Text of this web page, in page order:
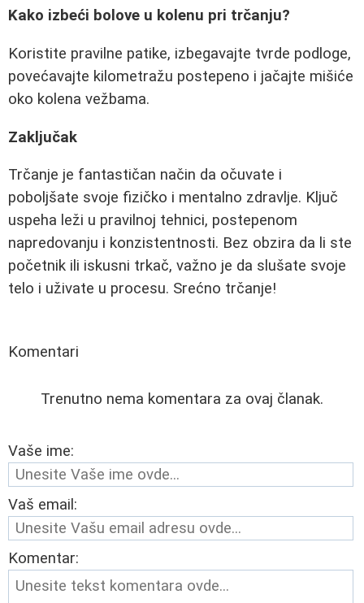
Kako izbeći bolove u kolenu pri trčanju?
Koristite pravilne patike, izbegavajte tvrde podloge,
povećavajte kilometražu postepeno i jačajte mišiće
oko kolena vežbama.
Zaključak
Trčanje je fantastičan način da očuvate i
poboljšate svoje fizičko i mentalno zdravlje. Ključ
uspeha leži u pravilnoj tehnici, postepenom
napredovanju i konzistentnosti. Bez obzira da li ste
početnik ili iskusni trkač, važno je da slušate svoje
telo i uživate u procesu. Srećno trčanje!
Komentari
Trenutno nema komentara za ovaj članak.
Vaše ime:
Vaš email:
Komentar: